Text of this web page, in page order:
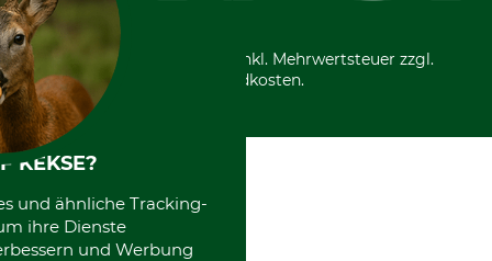
Nachhaltigkeit
Entsorgung und Umwelt
Datenschutz Print
Über uns
Community
International
Kooperationen
Alle Preise in Euro und inkl. Mehrwertsteuer zzgl.
Versandkosten.
KEKSE?
und ähnliche Tracking-
ihre Dienste
und Werbung